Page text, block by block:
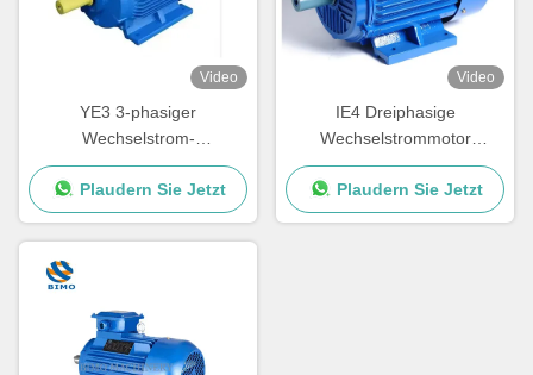
Video
YE3 3-phasiger
Wechselstrom-
Induktionsmotor 10 PS 15
PS 20 PS 30 PS 40 PS 50
PS Elektromotor
Plaudern Sie Jetzt
Video
IE4 Dreiphasige
Wechselstrommotor
Asynchrone
Induktionselektromotor 7,5
kW 10 PS 380V 50 Hz
Plaudern Sie Jetzt